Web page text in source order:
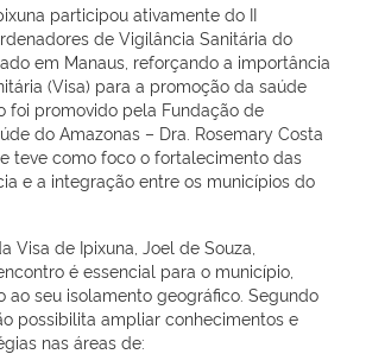
participou ativamente do II
de Vigilância Sanitária do
em Manaus, reforçando a importância
(Visa) para a promoção da saúde
foi promovido pela Fundação de
do Amazonas – Dra. Rosemary Costa
e teve como foco o fortalecimento das
e a integração entre os municípios do
Visa de Ipixuna, Joel de Souza,
é essencial para o município,
ao seu isolamento geográfico. Segundo
possibilita ampliar conhecimentos e
nas áreas de: